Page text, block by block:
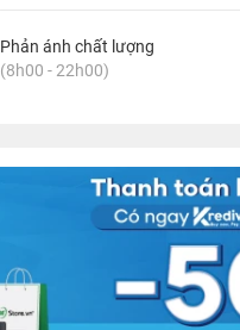
Phản ánh chất lượng
(8h00 - 22h00)